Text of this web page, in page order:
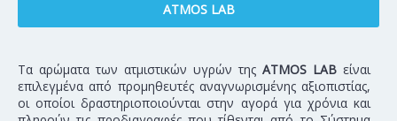
ATMOS LAB
Τα αρώματα των ατμιστικών υγρών της ATMOS LAB είναι
επιλεγμένα από προμηθευτές αναγνωρισμένης αξιοπιστίας,
οι οποίοι δραστηριοποιούνται στην αγορά για χρόνια και